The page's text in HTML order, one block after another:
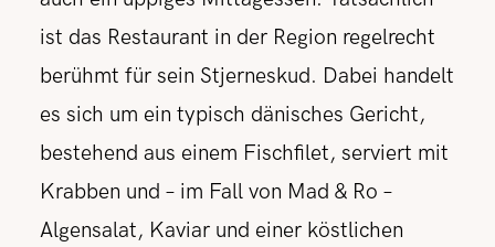
ist das Restaurant in der Region regelrecht
berühmt für sein Stjerneskud. Dabei handelt
es sich um ein typisch dänisches Gericht,
bestehend aus einem Fischfilet, serviert mit
Krabben und – im Fall von Mad & Ro –
Algensalat, Kaviar und einer köstlichen